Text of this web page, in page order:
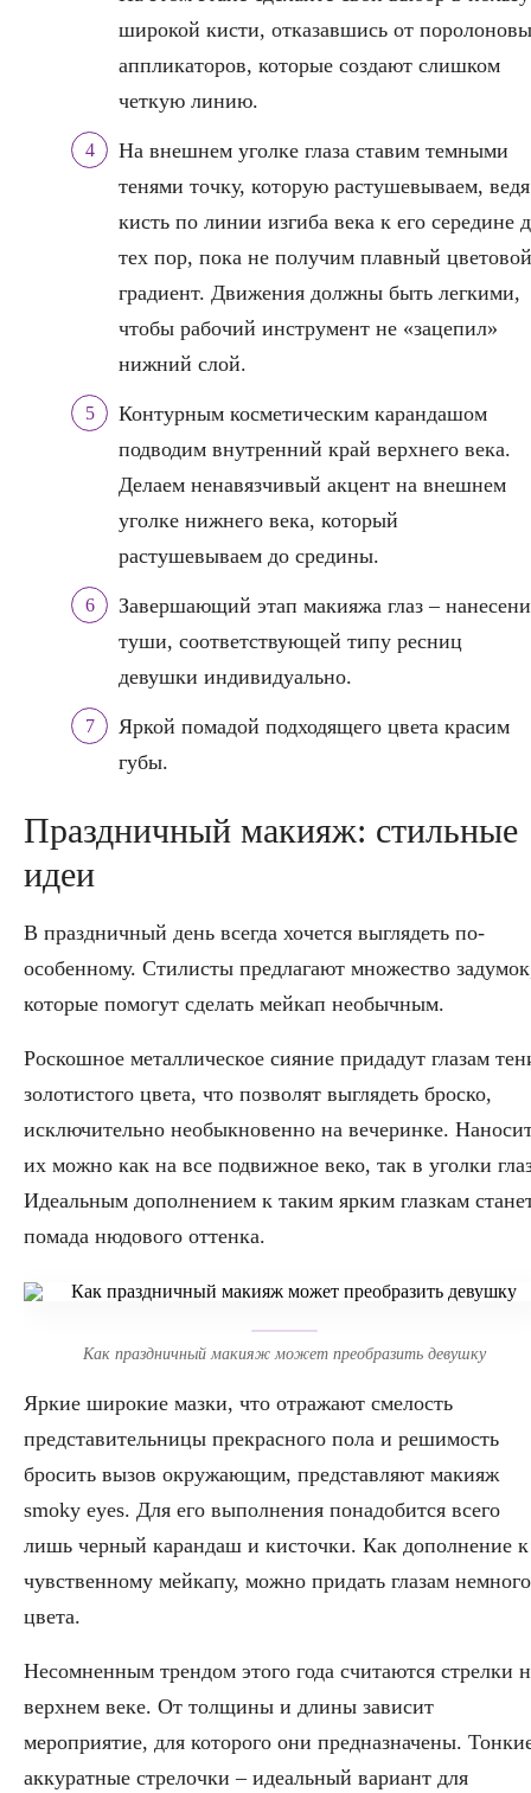
широкой кисти, отказавшись от
аппликаторов, которые создают слишком
четкую линию.
На внешнем уголке глаза ставим темными
тенями точку, которую растушевываем, ведя
кисть по линии изгиба века к его середине
тех пор, пока не получим плавный цветовой
градиент. Движения должны быть легкими,
чтобы рабочий инструмент не «зацепил»
нижний слой.
Контурным косметическим карандашом
подводим внутренний край верхнего века.
Делаем ненавязчивый акцент на внешнем
уголке нижнего века, который
растушевываем до средины.
Завершающий этап макияжа глаз –
туши, соответствующей типу ресниц
девушки индивидуально.
Яркой помадой подходящего цвета красим
губы.
Праздничный макияж: стильные
идеи
В праздничный день всегда хочется выглядеть по-
особенному. Стилисты предлагают множество
которые помогут сделать мейкап необычным.
Роскошное металлическое сияние придадут глазам
золотистого цвета, что позволят выглядеть броско,
исключительно необыкновенно на вечеринке.
их можно как на все подвижное веко, так в уголки
Идеальным дополнением к таким ярким глазкам
помада нюдового оттенка.
Как праздничный макияж может преобразить девушку
Яркие широкие мазки, что отражают смелость
представительницы прекрасного пола и решимость
бросить вызов окружающим, представляют макияж
smoky eyes. Для его выполнения понадобится всего
лишь черный карандаш и кисточки. Как дополнение к
чувственному мейкапу, можно придать глазам немного
цвета.
Несомненным трендом этого года считаются стрелки
верхнем веке. От толщины и длины зависит
мероприятие, для которого они предназначены.
аккуратные стрелочки – идеальный вариант для